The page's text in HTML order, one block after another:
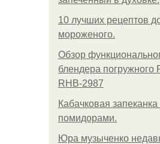
10 лучших рецептов
мороженого.
Обзор
блендера погружного
RHB-2987
Кабачковая
помидорами.
Юра музыченко